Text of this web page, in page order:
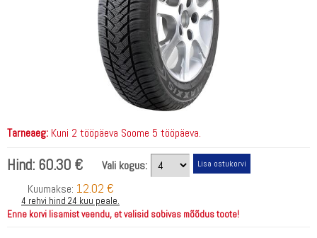
Tarneaeg: Kuni 2 tööpäeva Soome 5 tööpäeva.
Hind: 60.30 €
Vali kogus:
Kuumakse: 12.02 €
4 rehvi hind 24 kuu peale.
Enne korvi lisamist veendu, et valisid sobivas mõõdus toote!